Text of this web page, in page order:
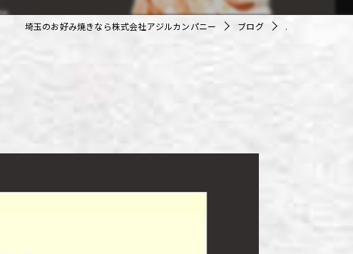
埼玉のお好み焼きなら株式会社アジルカンパニー ブログ .